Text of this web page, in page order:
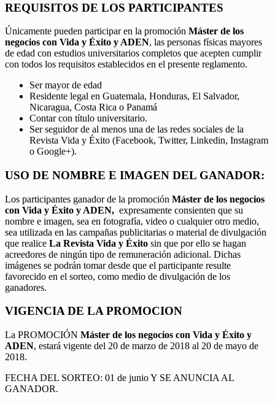
REQUISITOS DE LOS PARTICIPANTES
Únicamente pueden participar en la promoción Máster de los
negocios con Vida y Éxito y ADEN, las personas físicas mayores
de edad con estudios universitarios completos que acepten cumplir
con todos los requisitos establecidos en el presente reglamento.
Ser mayor de edad
Residente legal en Guatemala, Honduras, El Salvador,
Nicaragua, Costa Rica o Panamá
Contar con título universitario.
Ser seguidor de al menos una de las redes sociales de la
Revista Vida y Éxito (Facebook, Twitter, Linkedin, Instagram
o Google+).
USO DE NOMBRE E IMAGEN DEL GANADOR:
Los participantes ganador de la promoción Máster de los negocios
con Vida y Éxito y ADEN, expresamente consienten que su
nombre e imagen, sea en fotografía, video o cualquier otro medio,
sea utilizada en las campañas publicitarias o material de divulgación
que realice La Revista Vida y Éxito sin que por ello se hagan
acreedores de ningún tipo de remuneración adicional. Dichas
imágenes se podrán tomar desde que el participante resulte
favorecido en el sorteo, como medio de divulgación de los
ganadores.
VIGENCIA DE LA PROMOCION
La PROMOCIÓN Máster de los negocios con Vida y Éxito y
ADEN, estará vigente del 20 de marzo de 2018 al 20 de mayo de
2018.
FECHA DEL SORTEO: 01 de junio Y SE ANUNCIA AL
GANADOR.